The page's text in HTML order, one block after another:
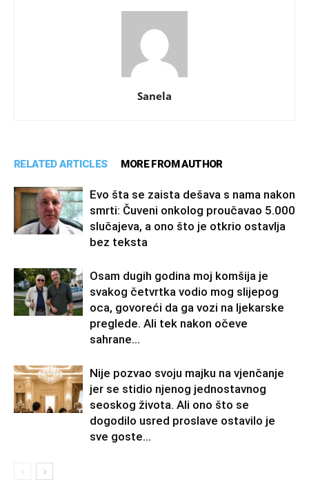
Sanela
RELATED ARTICLES MORE FROM AUTHOR
Evo šta se zaista dešava s nama nakon
smrti: Čuveni onkolog proučavao 5.000
slučajeva, a ono što je otkrio ostavlja
bez teksta
Osam dugih godina moj komšija je
svakog četvrtka vodio mog slijepog
oca, govoreći da ga vozi na ljekarske
preglede. Ali tek nakon očeve
sahrane...
Nije pozvao svoju majku na vjenčanje
jer se stidio njenog jednostavnog
seoskog života. Ali ono što se
dogodilo usred proslave ostavilo je
sve goste...